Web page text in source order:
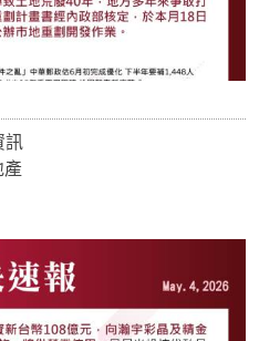
訊
碑 桃園觀音新廠落成
啟動市地重畫將開發
最新市場情報📝 》